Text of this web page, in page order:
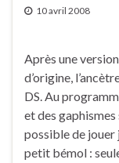
10 avril 2008
Après une
d’origine,
DS. Au
et des
possible de jouer
petit bémol :